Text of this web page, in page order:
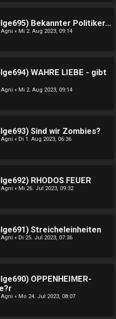
Bekannter Politiker...
« Mi 2. Aug 2023, 09:14
WAHRE LIEBE - gibt
« Mi 2. Aug 2023, 09:14
Sind wir Zombies?
« Di 1. Aug 2023, 06:36
RHODOS FEUER
« Mi 26. Jul 2023, 09:32
Streicheleinheiten
« Di 25. Jul 2023, 07:36
OPPENHEIMER-
« Mo 24. Jul 2023, 08:07